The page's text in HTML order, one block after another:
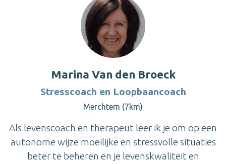
Marina Van den Broeck
Stresscoach en Loopbaancoach
Merchtem (7km)
Als levenscoach en therapeut leer ik je om op een
autonome wijze moeilijke en stressvolle situaties
beter te beheren en je levenskwaliteit en